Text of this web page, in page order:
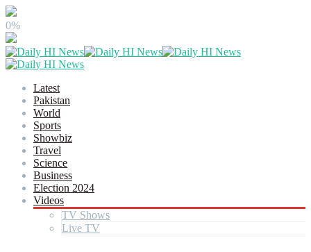
0%
Latest
Pakistan
World
Sports
Showbiz
Travel
Science
Business
Election 2024
Videos
TV Shows
Live TV